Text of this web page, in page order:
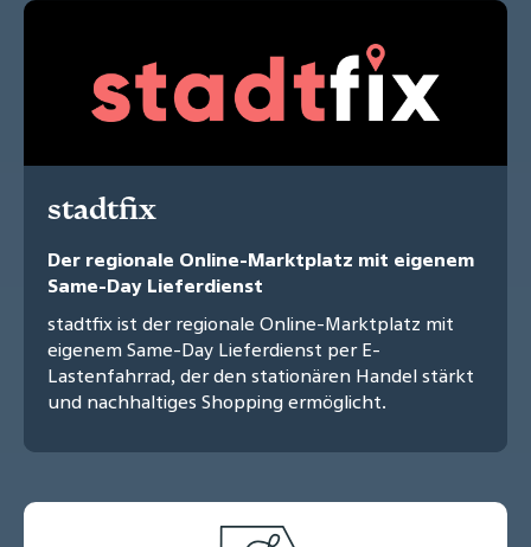
stadtfix
Der regionale Online-Marktplatz mit eigenem
Same-Day Lieferdienst
stadtfix ist der regionale Online-Marktplatz mit
eigenem Same-Day Lieferdienst per E-
Lastenfahrrad, der den stationären Handel stärkt
und nachhaltiges Shopping ermöglicht.